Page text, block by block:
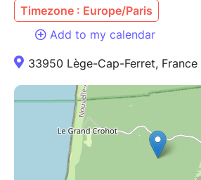
Timezone : Europe/Paris
Add to my calendar
33950 Lège-Cap-Ferret, France